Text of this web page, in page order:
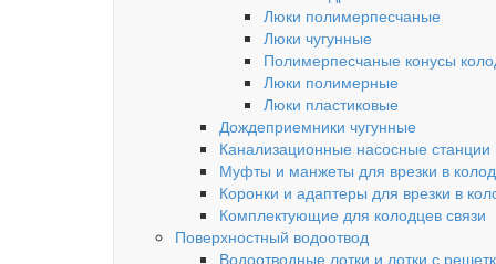
Люки полимерпесчаные
Люки чугунные
Полимерпесчаные конусы
Люки полимерные
Люки пластиковые
Дождеприемники чугунные
Канализационные насосные станции
Муфты и манжеты для врезки в
Коронки и адаптеры для врезки в
Комплектующие для колодцев связи
Поверхностный водоотвод
Водоотводные лотки и лотки с